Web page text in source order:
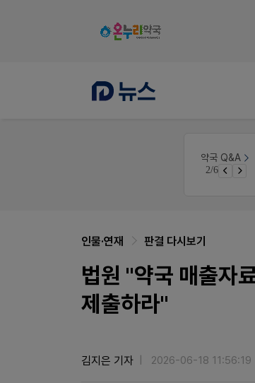
약국 Q&A
2/6
법무법인 규원
인물·연재 판결 다시보기
법원 "약국 매출자
제출하라"
김지은 기자 2026-06-18 11:56:19